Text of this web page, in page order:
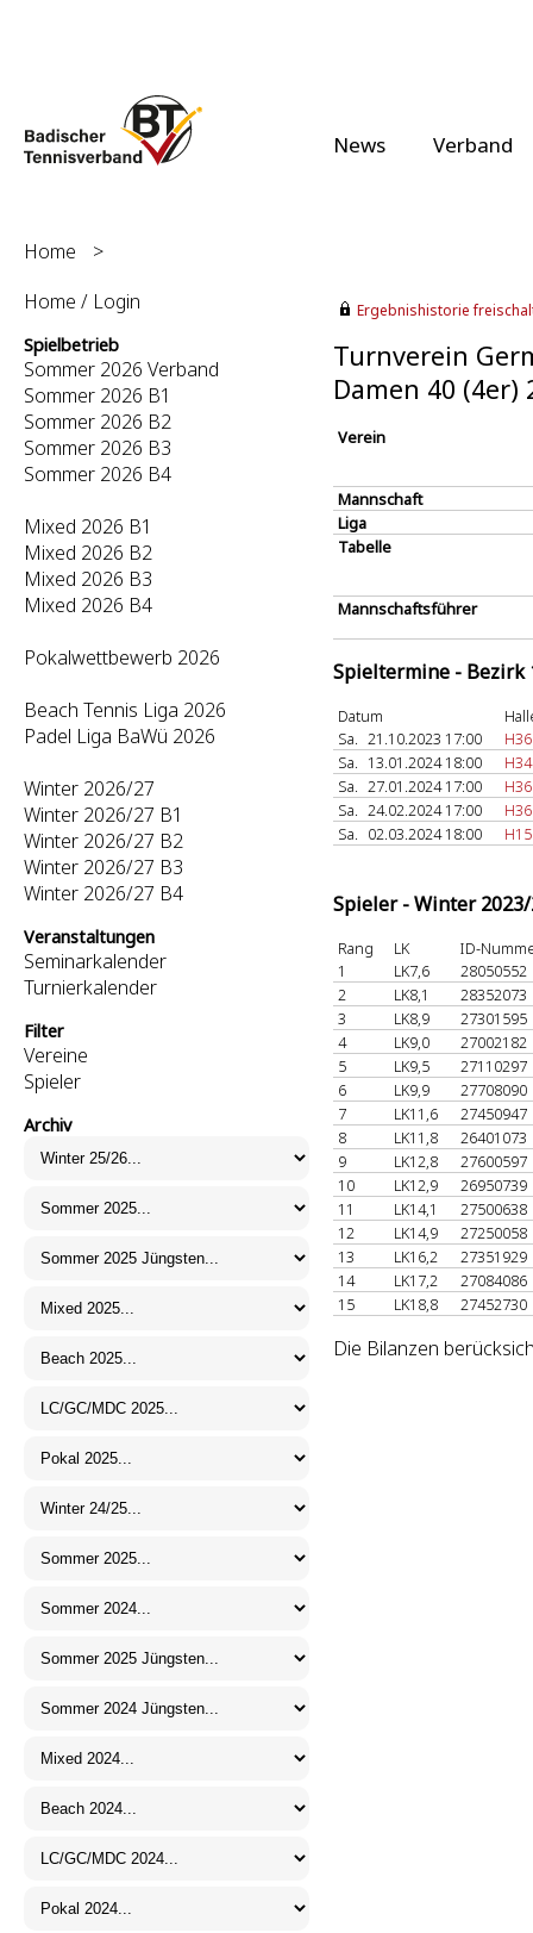
News Verband
Home
>
Home / Login
Spielbetrieb
Sommer 2026 Verband
Sommer 2026 B1
Sommer 2026 B2
Sommer 2026 B3
Sommer 2026 B4
Mixed 2026 B1
Mixed 2026 B2
Mixed 2026 B3
Mixed 2026 B4
Pokalwettbewerb 2026
Beach Tennis Liga 2026
Padel Liga BaWü 2026
Winter 2026/27
Winter 2026/27 B1
Winter 2026/27 B2
Winter 2026/27 B3
Winter 2026/27 B4
Veranstaltungen
Seminarkalender
Turnierkalender
Filter
Vereine
Spieler
Archiv
Ergebnishistorie
Turnverein
Damen 40 (4er)
Verein
Mannschaft
Liga
Tabelle
Mannschaftsführer
Spieltermine - Bezirk
Datum
Sa. 21.10.2023 17:00
Sa. 13.01.2024 18:00
Sa. 27.01.2024 17:00
Sa. 24.02.2024 17:00
Sa. 02.03.2024 18:00
Spieler - Winter
Rang LK
ID-
1
LK7,6
28050552
2
LK8,1
28352073
3
LK8,9
27301595
4
LK9,0
27002182
5
LK9,5
27110297
6
LK9,9
27708090
7
LK11,6
27450947
8
LK11,8
26401073
9
LK12,8
27600597
10
LK12,9
26950739
11
LK14,1
27500638
12
LK14,9
27250058
13
LK16,2
27351929
14
LK17,2
27084086
15
LK18,8 27452730
Die Bilanzen